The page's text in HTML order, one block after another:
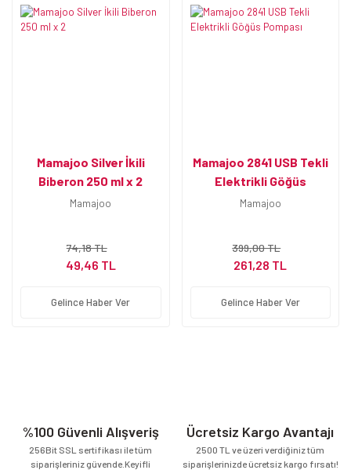
Mamajoo Silver İkili
Biberon 250 ml x 2
Mamajoo
74,18 TL
49,46 TL
Gelince Haber Ver
Mamajoo 2841 USB Tekli
Elektrikli Göğüs
Pompası
Mamajoo
399,00 TL
261,28 TL
Gelince Haber Ver
%100 Güvenli Alışveriş
256Bit SSL sertifikası ile tüm
siparişleriniz güvende.Keyifli
Ücretsiz Kargo Avantajı
2500 TL ve üzeri verdiğiniz tüm
siparişlerinizde ücretsiz kargo fırsatı!